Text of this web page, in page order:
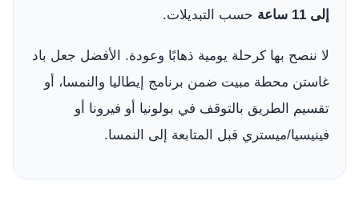
إلى 11 ساعة
حسب التبديلات.
لا ننصح بها كرحلة يومية ذهابًا وعودة. الأفضل جعل باد
غاستن محطة مبيت ضمن برنامج إيطاليا والنمسا، أو
تقسيم الطريق بالتوقف في بولونيا أو فيرونا أو
فينيسيا/ميستري قبل المتابعة إلى النمسا.